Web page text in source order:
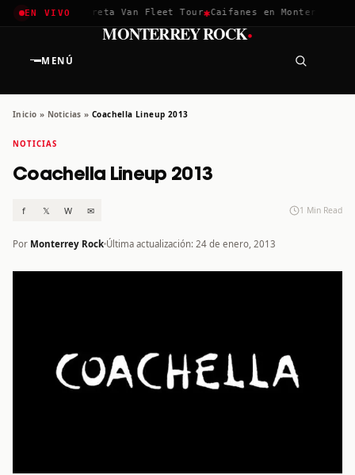
EN VIVO
2026✱ Greta Van Fleet Tour✱ Caifanes en Monterrey · 12
MENÚ
MONTERREY ROCK·
Inicio » Noticias » Coachella Lineup 2013
NOTICIAS
Coachella Lineup 2013
f 𝕏 W ✉ 1 Min Read
Por Monterrey Rock Última actualización: 24 de enero, 2013